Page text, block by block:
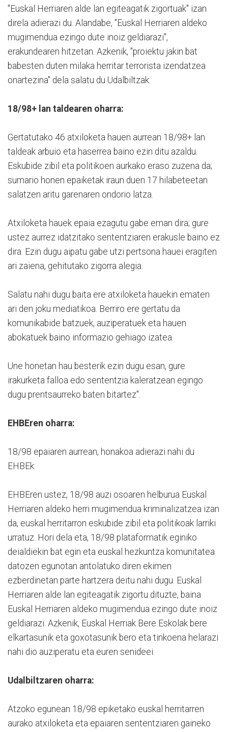
"Euskal Herriaren alde lan egiteagatik zigortuak" izan
direla adierazi du. Alandabe, "Euskal Herriaren aldeko
mugimendua ezingo dute inoiz geldiarazi",
erakundearen hitzetan. Azkenik, "proiektu jakin bat
babesten duten milaka herritar terrorista izendatzea
onartezina" dela salatu du Udalbiltzak.
18/98+ lan taldearen oharra:
Gertatutako 46 atxiloketa hauen aurrean 18/98+ lan
taldeak arbuio eta haserrea baino ezin ditu azaldu.
Eskubide zibil eta politikoen aurkako eraso zuzena da;
sumario honen epaiketak iraun duen 17 hilabeteetan
salatzen aritu garenaren ondorio latza.
Atxiloketa hauek epaia ezagutu gabe eman dira; gure
ustez aurrez idatzitako sententziaren erakusle baino ez
dira. Ezin dugu aipatu gabe utzi pertsona hauei eragiten
ari zaiena, gehitutako zigorra alegia.
Salatu nahi dugu baita ere atxiloketa hauekin ematen
ari den joku mediatikoa. Berriro ere gertatu da
komunikabide batzuek, auziperatuek eta hauen
abokatuek baino informazio gehiago izatea.
Une honetan hau besterik ezin dugu esan, gure
irakurketa falloa edo sententzia kaleratzean egingo
dugu prentsaurreko baten bitartez".
EHBEren oharra:
18/98 epaiaren aurrean, honakoa adierazi nahi du
EHBEk:
EHBEren ustez, 18/98 auzi osoaren helburua Euskal
Herriaren aldeko herri mugimendua kriminalizatzea izan
da, euskal herritarron eskubide zibil eta politikoak larriki
urratuz. Hori dela eta, 18/98 plataformatik eginiko
deialdiekin bat egin eta euskal hezkuntza komunitatea
datozen egunotan antolatuko diren ekimen
ezberdinetan parte hartzera deitu nahi dugu. Euskal
Herriaren alde lan egiteagatik zigortu dituzte, baina
Euskal Herriaren aldeko mugimendua ezingo dute inoiz
geldiarazi. Azkenik, Euskal Herriak Bere Eskolak bere
elkartasunik eta goxotasunik bero eta tinkoena helarazi
nahi dio auziperatu eta euren senideei.
Udalbiltzaren oharra:
Atzoko egunean 18/98 epiketako euskal herritarren
aurako atxiloketa eta epaiaren sententziaren gaineko